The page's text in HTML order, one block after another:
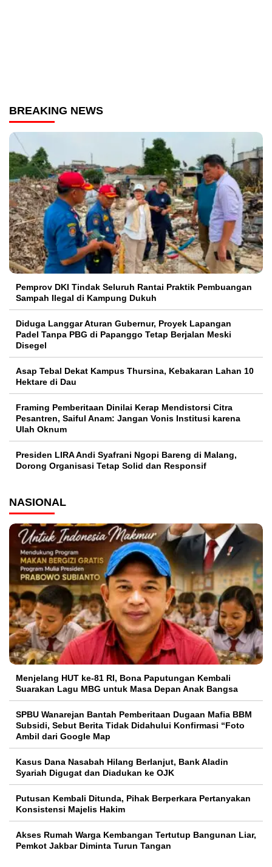
BREAKING NEWS
Pemprov DKI Tindak Seluruh Rantai Praktik Pembuangan
Sampah Ilegal di Kampung Dukuh
Diduga Langgar Aturan Gubernur, Proyek Lapangan
Padel Tanpa PBG di Papanggo Tetap Berjalan Meski
Disegel
Asap Tebal Dekat Kampus Thursina, Kebakaran Lahan 10
Hektare di Dau
Framing Pemberitaan Dinilai Kerap Mendistorsi Citra
Pesantren, Saiful Anam: Jangan Vonis Institusi karena
Ulah Oknum
Presiden LIRA Andi Syafrani Ngopi Bareng di Malang,
Dorong Organisasi Tetap Solid dan Responsif
NASIONAL
Menjelang HUT ke-81 RI, Bona Paputungan Kembali
Suarakan Lagu MBG untuk Masa Depan Anak Bangsa
SPBU Wanarejan Bantah Pemberitaan Dugaan Mafia BBM
Subsidi, Sebut Berita Tidak Didahului Konfirmasi “Foto
Ambil dari Google Map
Kasus Dana Nasabah Hilang Berlanjut, Bank Aladin
Syariah Digugat dan Diadukan ke OJK
Putusan Kembali Ditunda, Pihak Berperkara Pertanyakan
Konsistensi Majelis Hakim
Akses Rumah Warga Kembangan Tertutup Bangunan Liar,
Pemkot Jakbar Diminta Turun Tangan